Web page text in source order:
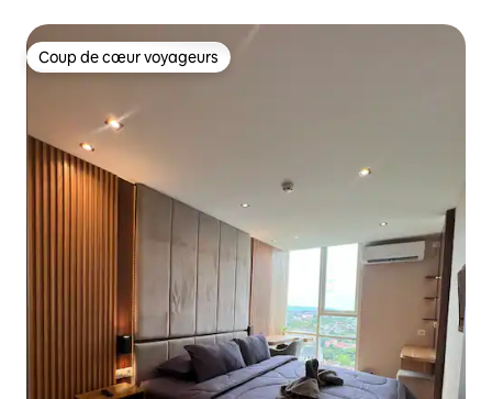
Coup de cœur voyageurs
Coup de cœur voyageurs